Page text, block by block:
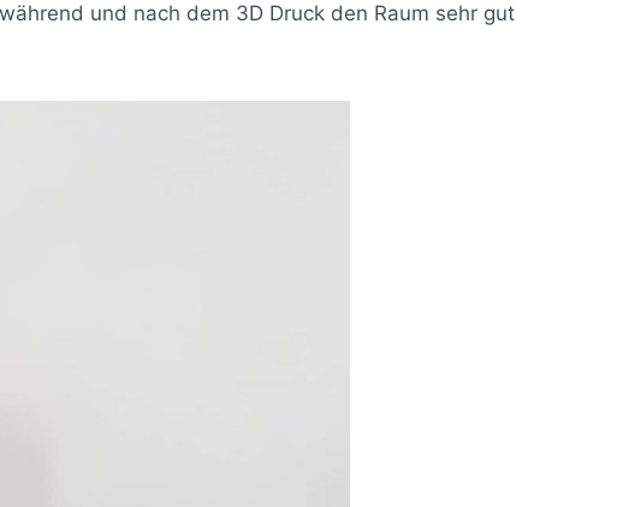
und nach dem 3D Druck den Raum sehr gut